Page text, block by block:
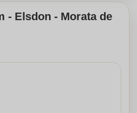
- Elsdon - Morata de